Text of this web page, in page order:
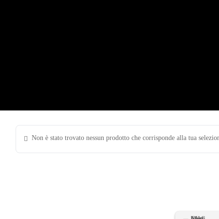
Non è stato trovato nessun prodotto che corrisponde alla tua